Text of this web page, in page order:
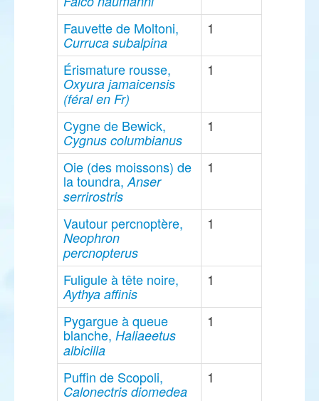
Fauvette de Moltoni,
Curruca subalpina
1
Érismature rousse,
Oxyura jamaicensis
(féral en Fr)
1
Cygne de Bewick,
Cygnus columbianus
1
Oie (des moissons) de
la toundra, Anser
serrirostris
1
Vautour percnoptère,
Neophron
percnopterus
1
Fuligule à tête noire,
Aythya affinis
1
Pygargue à queue
blanche, Haliaeetus
albicilla
1
Puffin de Scopoli,
Calonectris diomedea
1